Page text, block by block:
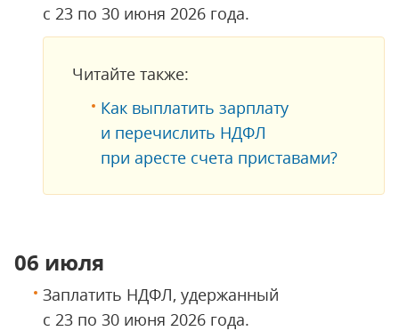
с 23 по 30 июня 2026 года.
Читайте также:
Как выплатить зарплату
и перечислить НДФЛ
при аресте счета приставами?
06 июля
Заплатить НДФЛ, удержанный
с 23 по 30 июня 2026 года.